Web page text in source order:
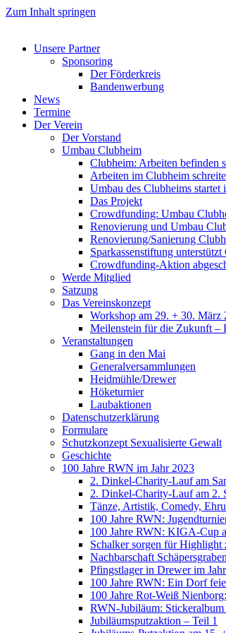
Zum Inhalt springen
Unsere Partner
Sponsoring
Der Förderkreis
Bandenwerbung
News
Termine
Der Verein
Der Vorstand
Umbau Clubheim
Clubheim: Arbeiten befinden
Arbeiten im Clubheim
Umbau des Clubheims startet
Das Projekt
Crowdfunding: Umbau
Renovierung und Umbau
Renovierung/Sanierung
Sparkassenstiftung
Crowdfunding-Aktion
Werde Mitglied
Satzung
Das Vereinskonzept
Workshop am 29. + 30. März
Meilenstein für die Zukunft –
Veranstaltungen
Gang in den Mai
Generalversammlungen
Heidmühle/Drewer
Höketurnier
Laubaktionen
Datenschutzerklärung
Formulare
Schutzkonzept Sexualisierte Gewalt
Geschichte
100 Jahre RWN im Jahr 2023
2. Dinkel-Charity-Lauf am
2. Dinkel-Charity-Lauf am 2.
Tänze, Artistik, Comedy,
100 Jahre RWN:
100 Jahre RWN: KIGA-Cup
Schalker sorgen für Highlight
Nachbarschaft
Pfingstlager in Drewer im
100 Jahre RWN: Ein Dorf
100 Jahre Rot-Weiß
RWN-Jubiläum:
Jubiläumsputzaktion – Teil 1